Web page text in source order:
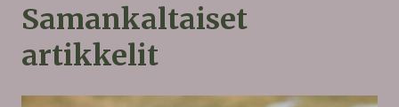
Samankaltaiset
artikkelit